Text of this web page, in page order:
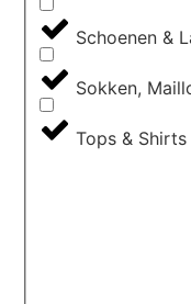
Schoenen &
Sokken,
Tops & Shirts